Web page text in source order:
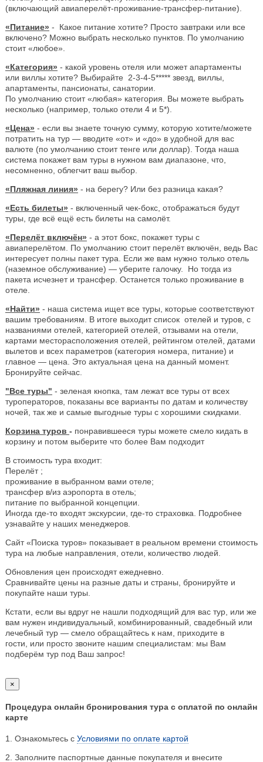
(включающий авиаперелёт-проживание-трансфер-питание).
«Питание» - Какое питание хотите? Просто завтраки или все
включено? Можно выбрать несколько пунктов. По умолчанию
стоит «любое».
«Категория» - какой уровень отеля или может апартаменты
или виллы хотите? Выбирайте 2-3-4-5***** звезд, виллы,
апартаменты, пансионаты, санатории.
По умолчанию стоит «любая» категория. Вы можете выбрать
несколько (например, только отели 4 и 5*).
«Цена» - если вы знаете точную сумму, которую хотите/можете
потратить на тур — вводите «от» и «до» в удобной для вас
валюте (по умолчанию стоит тенге или доллар). Тогда наша
система покажет вам туры в нужном вам диапазоне, что,
несомненно, облегчит ваш выбор.
«Пляжная линия» - на берегу? Или без разница какая?
«Есть билеты» - включенный чек-бокс, отображаться будут
туры, где всё ещё есть билеты на самолёт.
«Перелёт включён» - а этот бокс, покажет туры с
авиаперелётом. По умолчанию стоит перелёт включён, ведь Вас
интересует полны пакет тура. Если же вам нужно только отель
(наземное обслуживание) — уберите галочку. Но тогда из
пакета исчезнет и трансфер. Останется только проживание в
отеле.
«Найти» - наша система ищет все туры, которые соответствуют
вашим требованиям. В итоге выходит список отелей и туров, с
названиями отелей, категорией отелей, отзывами на отели,
картами месторасположения отелей, рейтингом отелей, датами
вылетов и всех параметров (категория номера, питание) и
главное — цена. Это актуальная цена на данный момент.
Бронируйте сейчас.
"Все туры" - зеленая кнопка, там лежат все туры от всех
туроператоров, показаны все варианты по датам и количеству
ночей, так же и самые выгодные туры с хорошими скидками.
Корзина туров - понравившееся туры можете смело кидать в
корзину и потом выберите что более Вам подходит
В стоимость тура входит:
Перелёт ;
проживание в выбранном вами отеле;
трансфер в/из аэропорта в отель;
питание по выбранной концепции.
Иногда где-то входят экскурсии, где-то страховка. Подробнее
узнавайте у наших менеджеров.
Сайт «Поиска туров» показывает в реальном времени стоимость
тура на любые направления, отели, количество людей.
Обновления цен происходят ежедневно.
Сравнивайте цены на разные даты и страны, бронируйте и
покупайте наши туры.
Кстати, если вы вдруг не нашли подходящий для вас тур, или же
вам нужен индивидуальный, комбинированный, свадебный или
лечебный тур — смело обращайтесь к нам, приходите в
гости, или просто звоните нашим специалистам: мы Вам
подберём тур под Ваш запрос!
×
Процедура онлайн бронирования тура с оплатой по онлайн
карте
1. Ознакомьтесь с Условиями по оплате картой
2. Заполните паспортные данные покупателя и внесите